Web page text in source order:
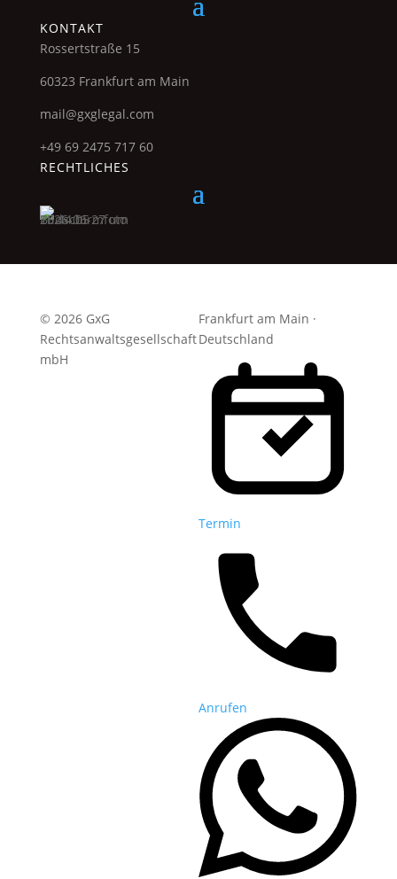
KONTAKT
Rossertstraße 15
60323 Frankfurt am Main
mail@gxglegal.com
+49 69 2475 717 60
RECHTLICHES
© 2026 GxG
Rechtsanwaltsgesellschaft
mbH
Frankfurt am Main ·
Deutschland
Termin
Anrufen